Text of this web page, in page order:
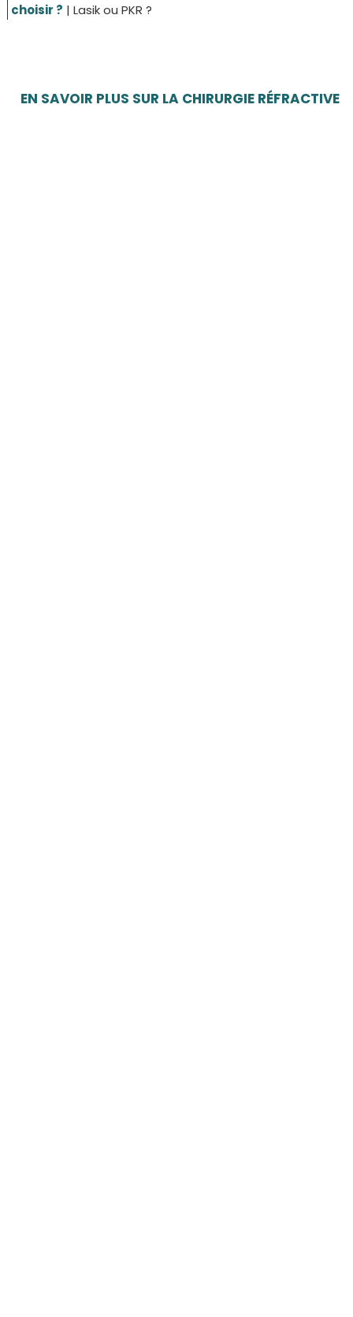
choisir ? |Lasik ou PKR ?
EN SAVOIR PLUS SUR LA CHIRURGIE RÉFRACTIVE